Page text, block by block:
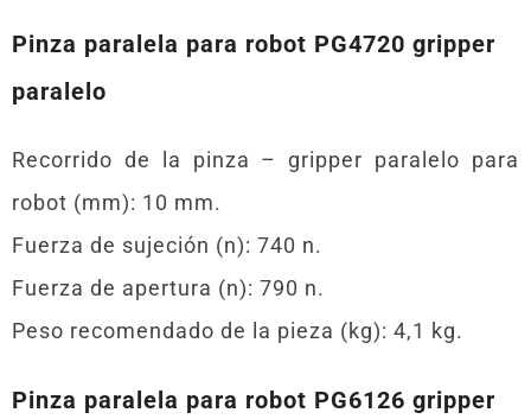
Pinza paralela para robot PG4720 gripper
paralelo
Recorrido de la pinza – gripper paralelo para
robot (mm): 10 mm.
Fuerza de sujeción (n): 740 n.
Fuerza de apertura (n): 790 n.
Peso recomendado de la pieza (kg): 4,1 kg.
Pinza paralela para robot PG6126 gripper